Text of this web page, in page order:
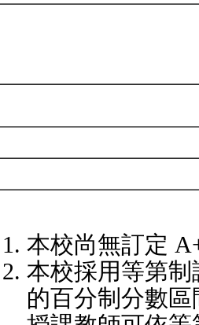
本校尚無訂定
本校採用等第
的百分制分數